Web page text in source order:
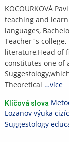
KOCOURKOVÁ
teaching and
languages,
Teacher`s
literature,Head of
constitutes one of
Theoretical …více
Klíčová slova
Lozanov výuka
Suggestology